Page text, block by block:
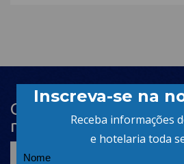
Cadastre-se na
nosso conteúdo em